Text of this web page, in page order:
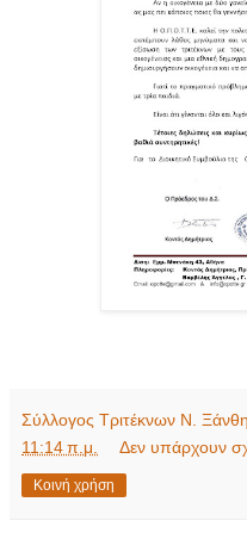
Σύλλογος Τριτέκνων Ν.
11:14 π.μ.
Δεν υπάρχουν
Κοινή χρήση